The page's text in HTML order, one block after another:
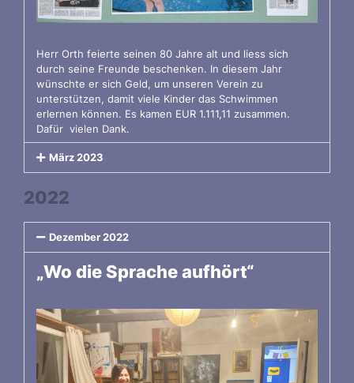
Herr Orth feierte seinen 80 Jahre alt und liess sich
durch seine Freunde beschenken. In diesem Jahr
wünschte er sich Geld, um unseren Verein zu
unterstützen, damit viele Kinder das Schwimmen
erlernen können. Es kamen EUR 1.111,11 zusammen.
Dafür vielen Dank.
März 2023
2022
Dezember 2022
„Wo die Sprache aufhört“